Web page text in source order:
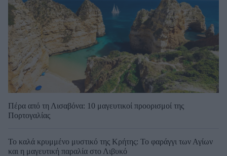
Πέρα από τη Λισαβόνα: 10 μαγευτικοί προορισμοί της
Πορτογαλίας
Το καλά κρυμμένο μυστικό της Κρήτης: Το φαράγγι των Αγίων
και η μαγευτική παραλία στο Λιβυκό